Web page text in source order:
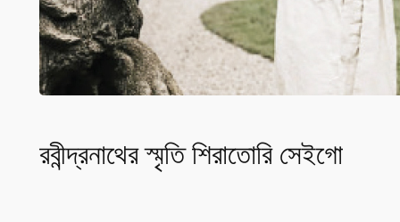
রবীন্দ্রনাথের স্মৃতি শিরাতোরি সেইগো